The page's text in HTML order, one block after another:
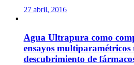
27 abril, 2016
Agua Ultrapura como
ensayos multiparamétricos
descubrimiento de